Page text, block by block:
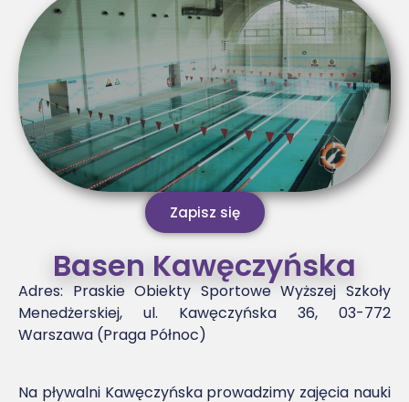
Basen Kawęczyńska
Adres: Praskie Obiekty Sportowe Wyższej Szkoły
Menedżerskiej, ul. Kawęczyńska 36, 03-772
Warszawa (Praga Północ)
Na pływalni Kawęczyńska prowadzimy zajęcia nauki
Zapisz się